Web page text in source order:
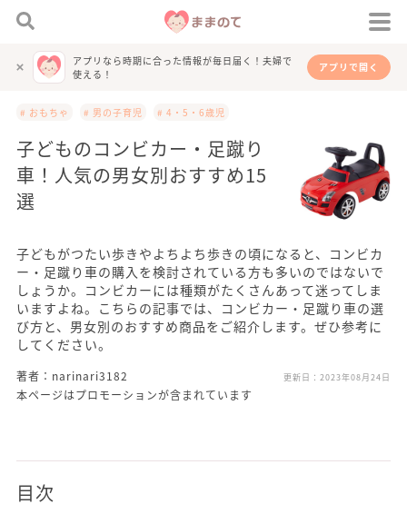
アプリなら時期に合った情報が毎日届く！夫婦で
使える！
アプリで開く
# おもちゃ # 男の子育児 # 4・5・6歳児
子どものコンビカー・足蹴り
車！人気の男女別おすすめ15
選
子どもがつたい歩きやよちよち歩きの頃になると、コンビカ
ー・足蹴り車の購入を検討されている方も多いのではないで
しょうか。コンビカーには種類がたくさんあって迷ってしま
いますよね。こちらの記事では、コンビカー・足蹴り車の選
び方と、男女別のおすすめ商品をご紹介します。ぜひ参考に
してください。
著者：narinari3182 更新日： 2023年08月24日
本ページはプロモーションが含まれています
目次